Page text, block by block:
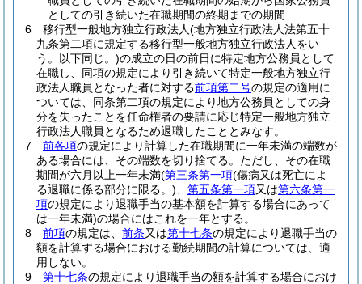
としての引き続いた在職期間の終期までの期間
6
移行型一般地方独立行政法人(地方独立行政法人法第五十
九条第二項に規定する移行型一般地方独立行政法人をい
う。以下同じ。)の成立の日の前日に特定地方公務員として
在職し、同項の規定により引き続いて特定一般地方独立行
政法人職員となった者に対する前項第二号の規定の適用に
ついては、同条第二項の規定により地方公務員としての身
分を失ったことを任命権者の要請に応じ特定一般地方独立
行政法人職員となるため退職したこととみなす。
7
前各項の規定により計算した在職期間に一年未満の端数が
ある場合には、その端数を切り捨てる。 ただし、その在職
期間が六月以上一年未満(第三条第一項(傷病又は死亡によ
る退職に係る部分に限る。)
第五条第一項又は第六条第一
項の規定により退職手当の基本額を計算する場合にあって
は一年未満)の場合にはこれを一年とする。
8
前項の規定は、 前条又は第十七条の規定により退職手当の
額を計算する場合における勤続期間の計算については、適
用しない。
9
第十七条の規定により退職手当の額を計算する場合におけ